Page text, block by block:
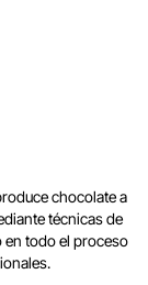
chocolate a
técnicas de
en todo el proceso